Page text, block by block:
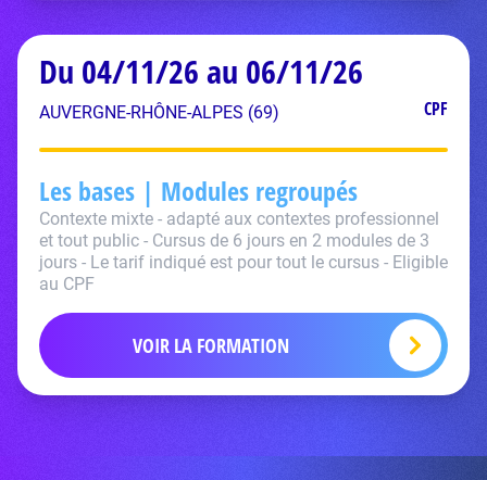
Du 04/11/26 au 06/11/26
AUVERGNE-RHÔNE-ALPES (69) CPF
Les bases | Modules regroupés
Contexte mixte - adapté aux contextes professionnel
et tout public - Cursus de 6 jours en 2 modules de 3
jours - Le tarif indiqué est pour tout le cursus - Eligible
au CPF
VOIR LA FORMATION